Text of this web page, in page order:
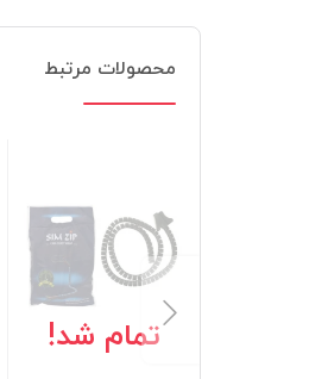
محصولات مرتبط
تمام شد!